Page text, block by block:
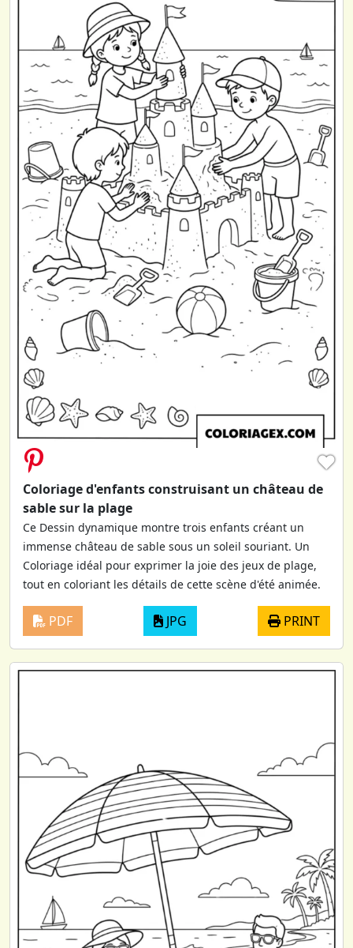
♥
Coloriage d'enfants construisant un château de
sable sur la plage
Ce Dessin dynamique montre trois enfants créant un
immense château de sable sous un soleil souriant. Un
Coloriage idéal pour exprimer la joie des jeux de plage,
tout en coloriant les détails de cette scène d'été animée.
PDF JPG PRINT